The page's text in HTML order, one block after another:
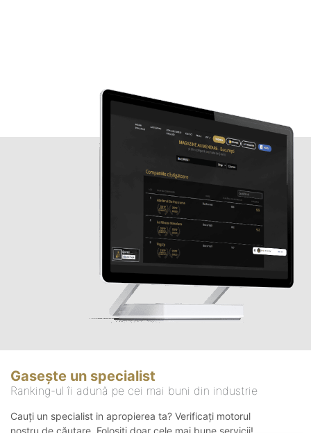
Gasește un specialist
Ranking-ul îi adună pe cei mai buni din industrie
Cauți un specialist in apropierea ta? Verificați motorul
nostru de căutare. Folosiți doar cele mai bune servicii!